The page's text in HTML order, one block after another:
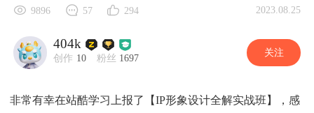
9896 57 294 2023.08.25
404k
创作 10 粉丝 1697 关注
非常有幸在站酷学习上报了【IP形象设计全解实战班】，感